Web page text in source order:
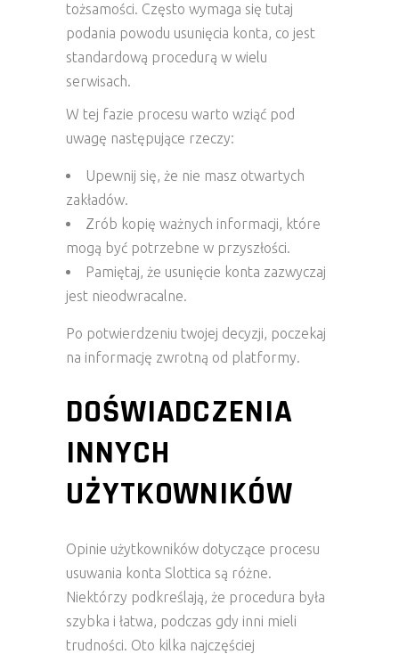
tożsamości. Często wymaga się tutaj
podania powodu usunięcia konta, co jest
standardową procedurą w wielu
serwisach.
W tej fazie procesu warto wziąć pod
uwagę następujące rzeczy:
Upewnij się, że nie masz otwartych
zakładów.
Zrób kopię ważnych informacji, które
mogą być potrzebne w przyszłości.
Pamiętaj, że usunięcie konta zazwyczaj
jest nieodwracalne.
Po potwierdzeniu twojej decyzji, poczekaj
na informację zwrotną od platformy.
DOŚWIADCZENIA
INNYCH
UŻYTKOWNIKÓW
Opinie użytkowników dotyczące procesu
usuwania konta Slottica są różne.
Niektórzy podkreślają, że procedura była
szybka i łatwa, podczas gdy inni mieli
trudności. Oto kilka najczęściej